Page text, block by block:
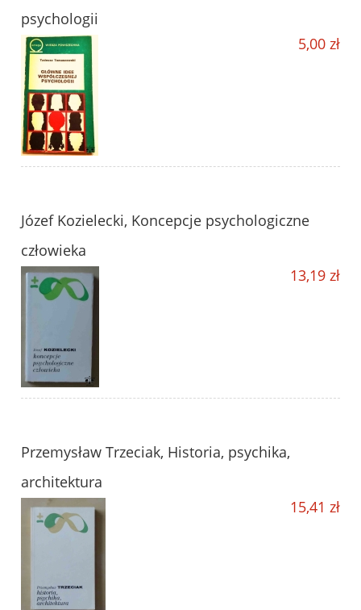
psychologii
5,00 zł
Józef Kozielecki, Koncepcje psychologiczne
człowieka
13,19 zł
Przemysław Trzeciak, Historia, psychika,
architektura
15,41 zł